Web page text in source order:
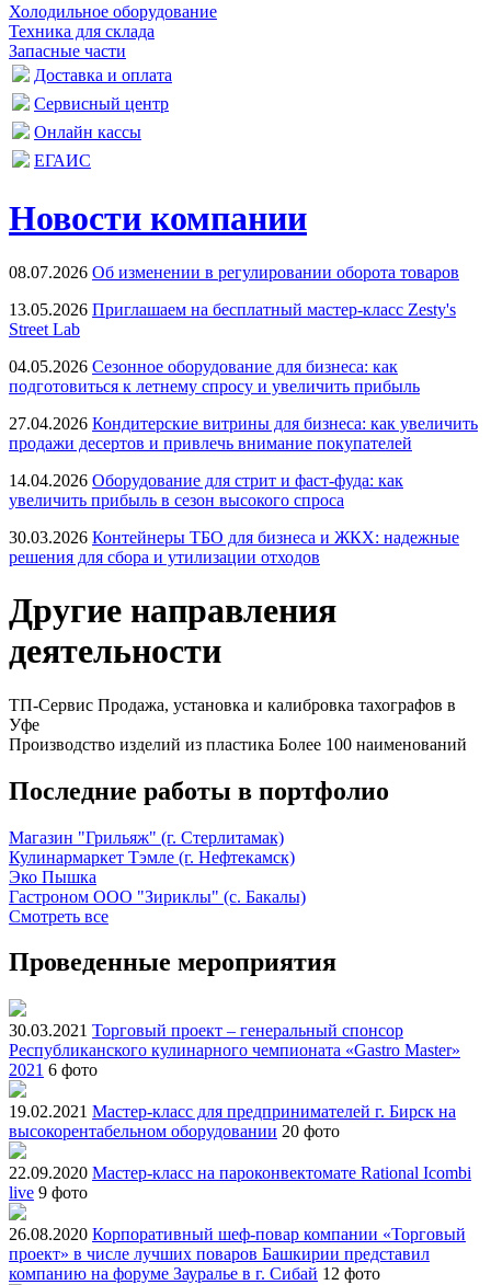
Холодильное оборудование
Техника для склада
Запасные части
Доставка и оплата
Сервисный центр
Онлайн кассы
ЕГАИС
Новости компании
08.07.2026 Об изменении в регулировании оборота товаров
13.05.2026 Приглашаем на бесплатный мастер-класс Zesty's
Street Lab
04.05.2026 Сезонное оборудование для бизнеса: как
подготовиться к летнему спросу и увеличить прибыль
27.04.2026 Кондитерские витрины для бизнеса: как увеличить
продажи десертов и привлечь внимание покупателей
14.04.2026 Оборудование для стрит и фаст-фуда: как
увеличить прибыль в сезон высокого спроса
30.03.2026 Контейнеры ТБО для бизнеса и ЖКХ: надежные
решения для сбора и утилизации отходов
Другие направления
деятельности
ТП-Сервис Продажа, установка и калибровка тахографов в
Уфе
Производство изделий из пластика Более 100 наименований
Последние работы в портфолио
Магазин "Грильяж" (г. Стерлитамак)
Кулинармаркет Тэмле (г. Нефтекамск)
Эко Пышка
Гастроном ООО "Зириклы" (с. Бакалы)
Смотреть все
Проведенные мероприятия
30.03.2021 Торговый проект – генеральный спонсор
Республиканского кулинарного чемпионата «Gastro Master»
2021 6 фото
19.02.2021 Мастер-класс для предпринимателей г. Бирск на
высокорентабельном оборудовании 20 фото
22.09.2020 Мастер-класс на пароконвектомате Rational Icombi
live 9 фото
26.08.2020 Корпоративный шеф-повар компании «Торговый
проект» в числе лучших поваров Башкирии представил
компанию на форуме Зауралье в г. Сибай 12 фото